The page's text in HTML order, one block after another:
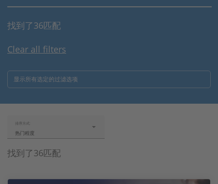
找到了36匹配
Clear all filters
显示所有选定的过滤选项
找到了36匹配
排序方式:
热门程度